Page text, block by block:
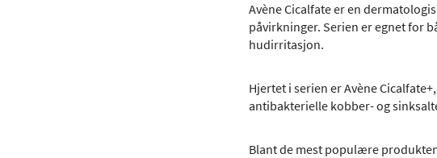
Avène Cicalfate er en
påvirkninger. Serien er egnet for
hudirritasjon.
Hjertet i serien er Avène
antibakterielle kobber- og
Blant de mest populære